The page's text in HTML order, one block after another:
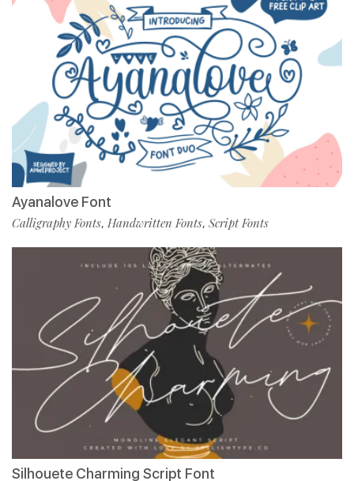
Ayanalove Font
Calligraphy Fonts, Handwritten Fonts, Script Fonts
Silhouete Charming Script Font